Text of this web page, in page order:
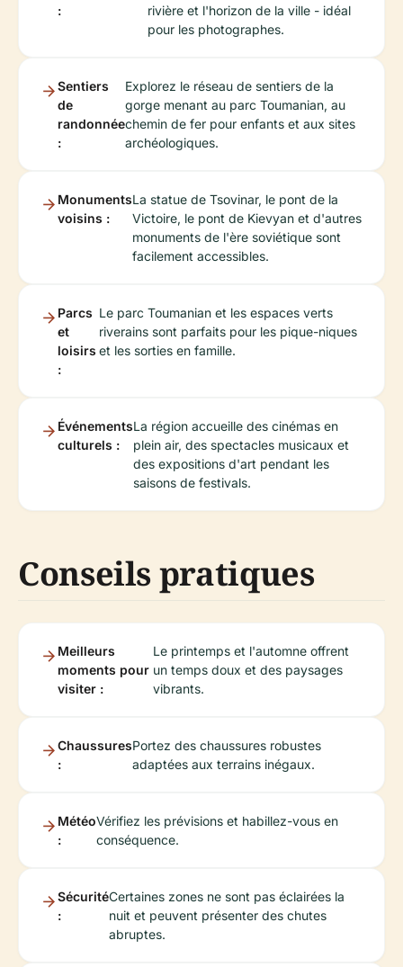
:
rivière et l'horizon de la ville - idéal
pour les photographes.
Sentiers
de
randonnée
:
Explorez le réseau de sentiers de la
gorge menant au parc Toumanian, au
chemin de fer pour enfants et aux sites
archéologiques.
Monuments
voisins :
La statue de Tsovinar, le pont de la
Victoire, le pont de Kievyan et d'autres
monuments de l'ère soviétique sont
facilement accessibles.
Parcs
et
loisirs
:
Le parc Toumanian et les espaces verts
riverains sont parfaits pour les pique-niques
et les sorties en famille.
Événements
culturels :
La région accueille des cinémas en
plein air, des spectacles musicaux et
des expositions d'art pendant les
saisons de festivals.
Conseils pratiques
Meilleurs
moments pour
visiter :
Le printemps et l'automne offrent
un temps doux et des paysages
vibrants.
Chaussures
:
Portez des chaussures robustes
adaptées aux terrains inégaux.
Météo
:
Vérifiez les prévisions et habillez-vous en
conséquence.
Sécurité
:
Certaines zones ne sont pas éclairées la
nuit et peuvent présenter des chutes
abruptes.